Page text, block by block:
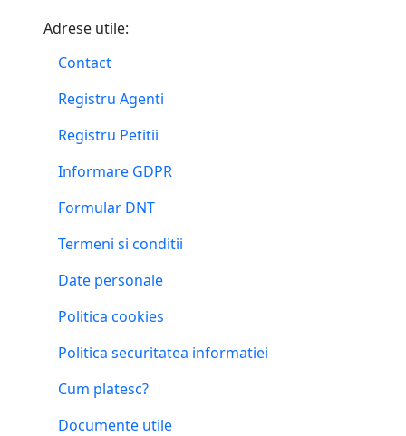
Adrese utile:
Contact
Registru Agenti
Registru Petitii
Informare GDPR
Formular DNT
Termeni si conditii
Date personale
Politica cookies
Politica securitatea informatiei
Cum platesc?
Documente utile